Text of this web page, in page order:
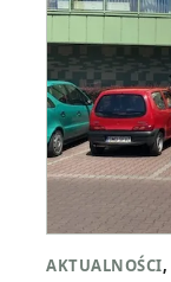
AKTUALNOŚCI,